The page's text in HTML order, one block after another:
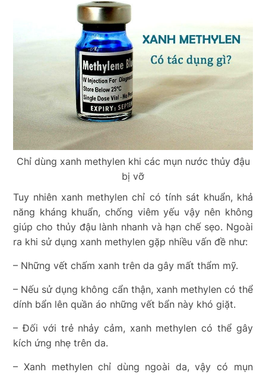
Chỉ dùng xanh methylen khi các mụn nước thủy đậu
bị vỡ
Tuy nhiên xanh methylen chỉ có tính sát khuẩn, khả
năng kháng khuẩn, chống viêm yếu vậy nên không
giúp cho thủy đậu lành nhanh và hạn chế sẹo. Ngoài
ra khi sử dụng xanh methylen gặp nhiều vấn đề như:
– Những vết chấm xanh trên da gây mất thẩm mỹ.
– Nếu sử dụng không cẩn thận, xanh methylen có thể
dính bẩn lên quần áo những vết bẩn này khó giặt.
– Đối với trẻ nhảy cảm, xanh methylen có thể gây
kích ứng nhẹ trên da.
– Xanh methylen chỉ dùng ngoài da, vậy có mụn